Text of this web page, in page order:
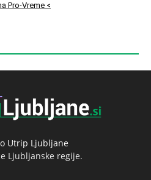
Pro-Vreme <
Utrip Ljubljane
Ljubljanske regije.